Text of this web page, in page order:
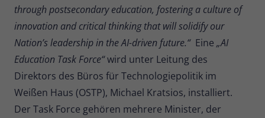
through postsecondary education, fostering a culture of
innovation and critical thinking that will solidify our
Nation’s leadership in the AI-driven future.“Eine „AI
Education Task Force“wird unter Leitung des
Direktors des Büros für Technologiepolitik im
Weißen Haus (OSTP), Michael Kratsios, installiert.
Der Task Force gehören mehrere Minister, der